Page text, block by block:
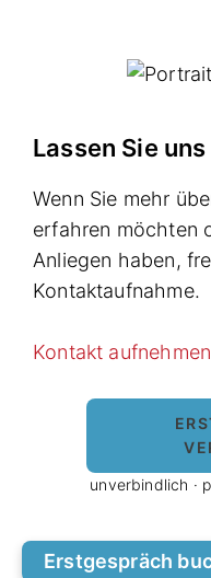
Erstgespräch
Lassen Sie
Wenn Sie mehr
erfahren möchten
Anliegen haben,
Kontaktaufnahme.
Kontakt
unverbindlich ·